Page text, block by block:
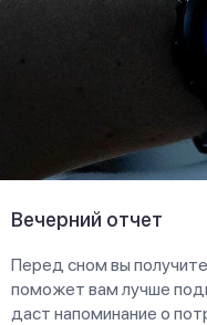
Вечерний отчет
Перед сном вы
поможет вам лучше
даст напоминание о